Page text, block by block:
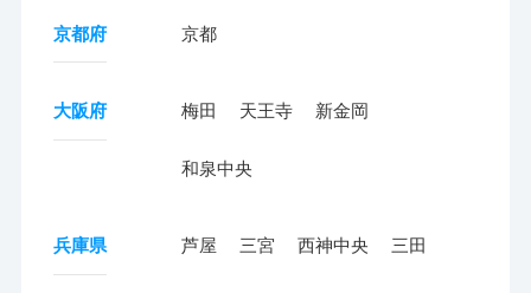
京都府 京都
大阪府 梅田 天王寺 新金岡
和泉中央
兵庫県 芦屋 三宮 西神中央 三田